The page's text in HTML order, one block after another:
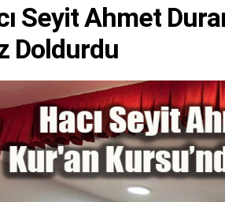
Seyit Ahmet
Doldurdu